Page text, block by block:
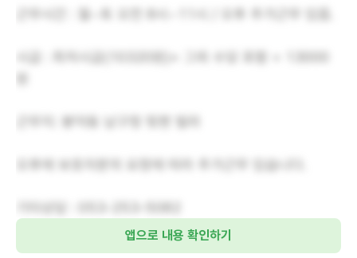
앱으로 내용 확인하기